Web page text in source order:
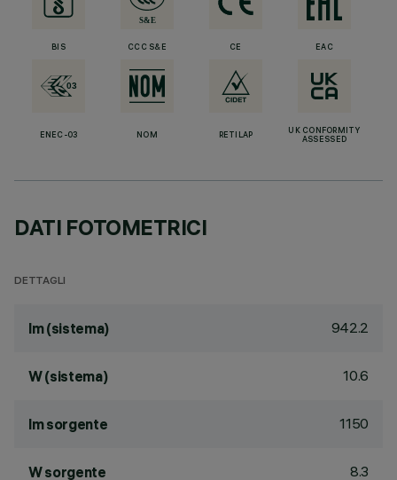
BIS CCC S&E CE EAC
ENEC-03 NOM RETILAP
UK CONFORMITY
ASSESSED
DATI FOTOMETRICI
DETTAGLI
lm (sistema) 942.2
W (sistema) 10.6
lm sorgente 1150
W sorgente 8.3